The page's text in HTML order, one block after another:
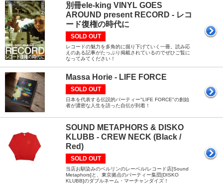
別冊ele-king VINYL GOES
AROUND present RECORD - レコ
ード復権の時代に
SOLD OUT
レコードの魅力を多角的に掘り下げていく一冊。読み応
えのある記事がたっぷり掲載されているのでぜひご覧に
なってみてください！
Massa Horie - LIFE FORCE
SOLD OUT
日本を代表する伝説的パーティー"LIFE FORCE"の創始
者が濃密な人生を語った自伝が到着！
SOUND METAPHORS & DISKO
KLUBB - CREW NECK (Black /
Red)
SOLD OUT
当店お馴染みのベルリンのレーベル/レコード店[Sound
Metaphors]と、東京拠点のパーティー集団[DISKO
KLUBB]のダブルネーム・マーチャンダイズ！